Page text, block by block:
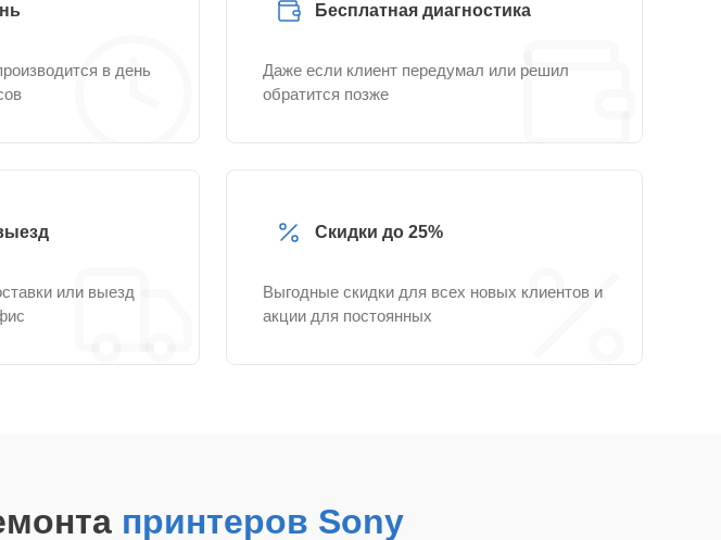
в день
Бесплатная диагностика
Даже если клиент передумал или решил
обратится позже
или выезд
Скидки до 25%
Выгодные скидки для всех новых клиентов и
акции для постоянных
принтеров Sony